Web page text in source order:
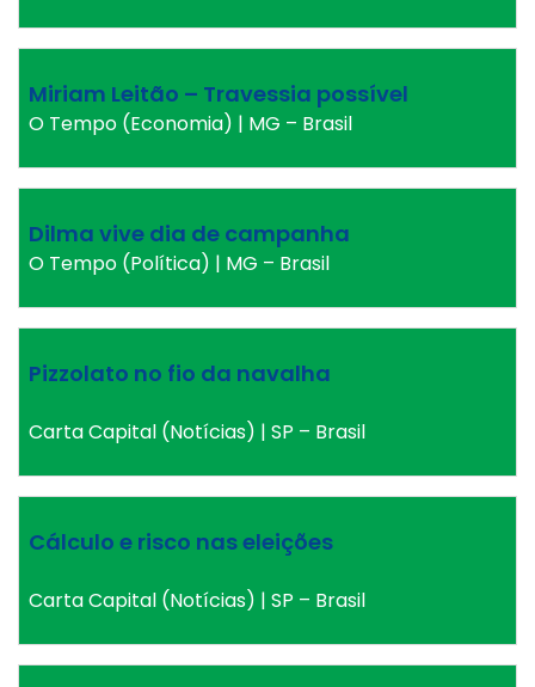
Miriam Leitão – Travessia possível
O Tempo (Economia) | MG – Brasil
Dilma vive dia de campanha
O Tempo (Política) | MG – Brasil
Pizzolato no fio da navalha
Carta Capital (Notícias) | SP – Brasil
Cálculo e risco nas eleições
Carta Capital (Notícias) | SP – Brasil